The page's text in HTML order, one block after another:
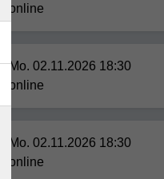
online
Mo. 02.11.2026 18:30
online
Mo. 02.11.2026 18:30
online